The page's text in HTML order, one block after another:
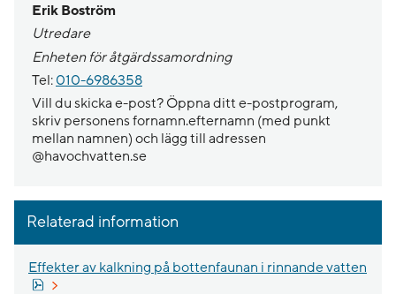
Erik Boström
Utredare
Enheten för åtgärdssamordning
Tel: 010-6986358
Vill du skicka e-post? Öppna ditt e-postprogram,
skriv personens fornamn.efternamn (med punkt
mellan namnen) och lägg till adressen
@havochvatten.se
Relaterad information
Effekter av kalkning på bottenfaunan i rinnande vatten
Pdf, 3.1 MB, öppnas i nytt fönster.